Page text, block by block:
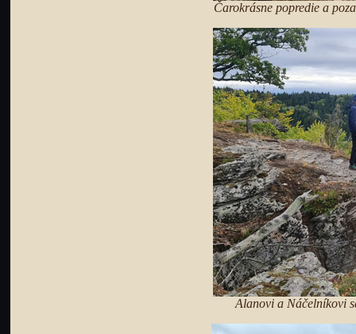
Čarokrásne popredie a
Alanovi a Náčelníkovi